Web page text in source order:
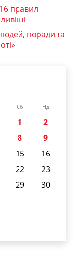
правил
поради та
Сб Нд
1
2
8
9
15
16
22
23
29
30